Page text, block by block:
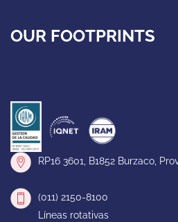
OUR FOOTPRINTS
RP16 3601, B1852 Burzaco,
(011) 2150-8100
Líneas rotativas